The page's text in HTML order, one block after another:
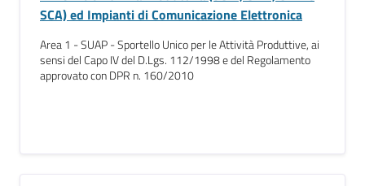
SCA) ed Impianti di Comunicazione Elettronica
Area 1 - SUAP - Sportello Unico per le Attività Produttive, ai
sensi del Capo IV del D.Lgs. 112/1998 e del Regolamento
approvato con DPR n. 160/2010